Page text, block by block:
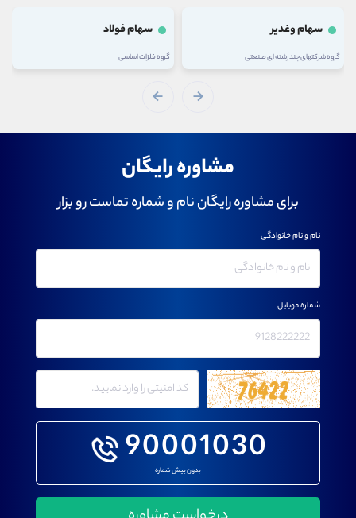
سهام وغدیر
گروه شرکتهای چند رشته ای صنعتی
سهام فولاد
گروه فلزات اساسی
مشاوره رایگان
برای مشاوره رایگان نام و شماره تماست رو بزار
90001030
بدون پیش شماره
نام و نام خانوادگی
شماره موبایل